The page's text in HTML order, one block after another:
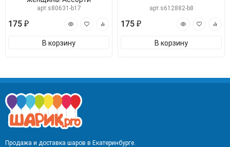
арт.s80631-b17
175 ₽
В корзину
арт.s612882-b8
175 ₽
В корзину
Продажа и доставка шаров в Екатеринбурге.